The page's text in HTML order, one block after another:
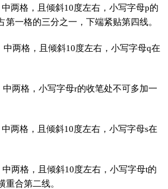
两格，且倾斜10度左右，小写字母p的
第一格的三分之一，下端紧贴第四线。
中两格，且倾斜10度左右，小写字母q在
两格，小写字母r的收笔处不可多加一
两格，且倾斜10度左右，小写字母s在
两格，且倾斜10度左右，小写字母t的
重合第二线。